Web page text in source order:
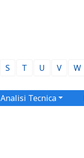
S T U V W
Analisi Tecnica